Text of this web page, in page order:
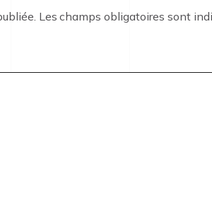
Les champs obligatoires sont